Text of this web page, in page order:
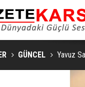
GEZI TURU,
GÜNCEL Yavuz